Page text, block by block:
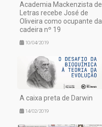
Academia Mackenzista de
Letras recebe José de
Oliveira como ocupante da
cadeira nº 19
10/04/2019
A caixa preta de Darwin
14/02/2019